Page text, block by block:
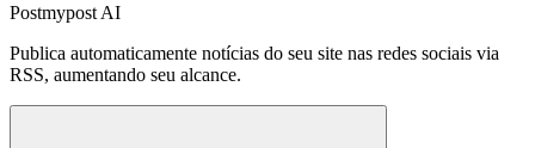
Postmypost AI
Publica automaticamente notícias do seu site nas redes sociais via
RSS, aumentando seu alcance.